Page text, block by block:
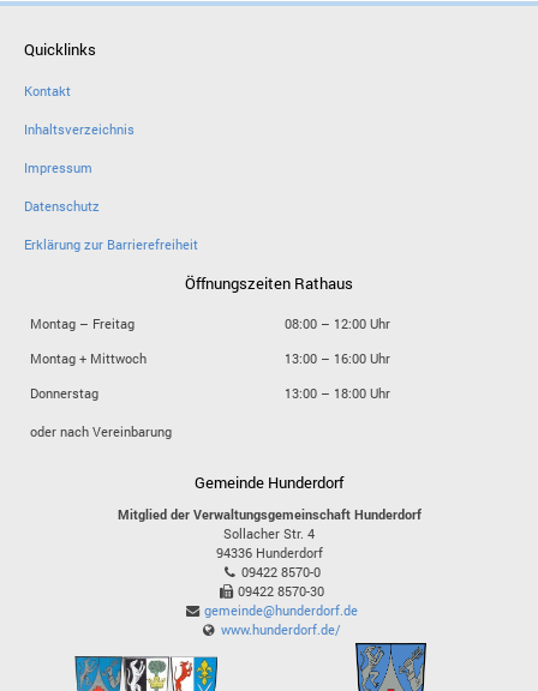
Quicklinks
Kontakt
Inhaltsverzeichnis
Impressum
Datenschutz
Erklärung zur Barrierefreiheit
Öffnungszeiten Rathaus
Montag – Freitag
08:00 – 12:00 Uhr
Montag + Mittwoch
13:00 – 16:00 Uhr
Donnerstag
13:00 – 18:00 Uhr
oder nach Vereinbarung
Gemeinde Hunderdorf
Mitglied der Verwaltungsgemeinschaft Hunderdorf
Sollacher Str. 4
94336 Hunderdorf
09422 8570-0
09422 8570-30
gemeinde@hunderdorf.de
www.hunderdorf.de/